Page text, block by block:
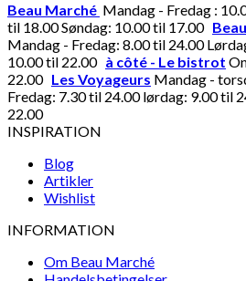
Beau Marché Mandag - Fredag :
til 18.00 Søndag: 10.00 til 17.00
Mandag - Fredag: 8.00 til 24.00
10.00 til 22.00 à côté - Le bistrot
22.00 Les Voyageurs Mandag -
Fredag: 7.30 til 24.00 lørdag: 9.00 til
22.00
INSPIRATION
Blog
Artikler
Wishlist
INFORMATION
Om Beau Marché